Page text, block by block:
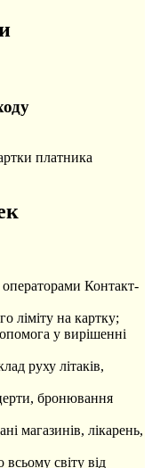
платника
операторами Контакт-
ліміту на картку;
у вирішенні
руху літаків,
бронювання
магазинів, лікарень,
світу від